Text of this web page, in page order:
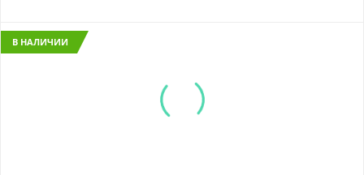
В НАЛИЧИИ